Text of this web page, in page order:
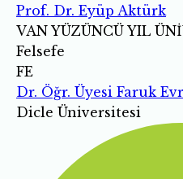
Prof. Dr. Eyüp Aktürk
VAN YÜZÜNCÜ YIL
Felsefe
FE
Dr. Öğr. Üyesi Faruk
Dicle Üniversitesi